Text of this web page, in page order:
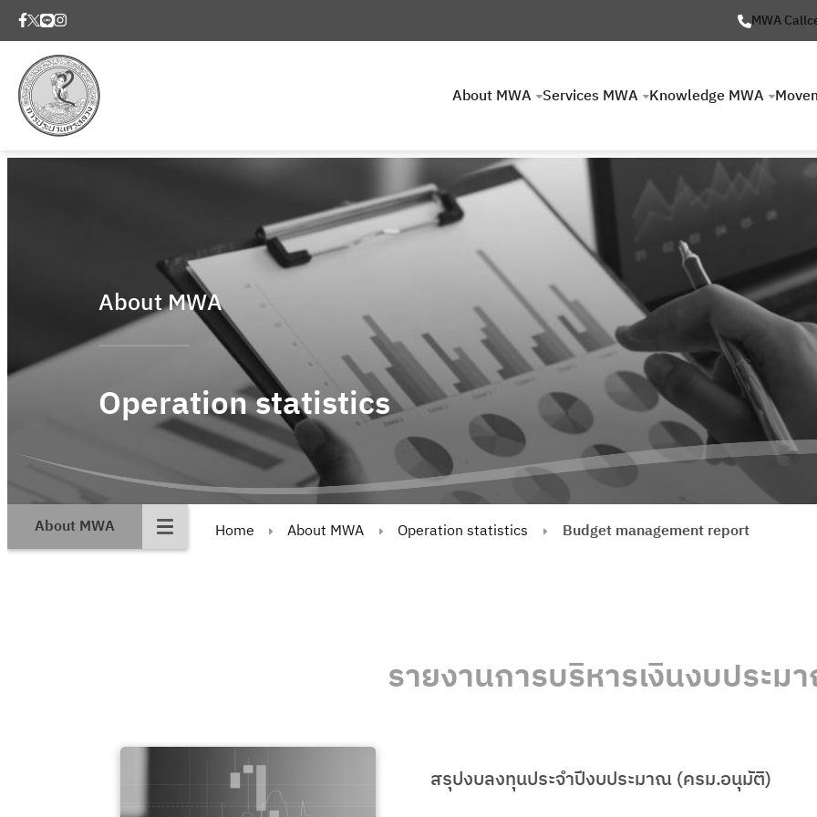
MWA
About MWA Services MWA Knowledge MWA
About MWA
Operation statistics
About MWA Home About MWA Operation statistics Budget management report
รายงานการบริหารเงินงบประม
สรุปงบลงทุนประจำปีงบประมาณ (ครม.อนุมัติ)